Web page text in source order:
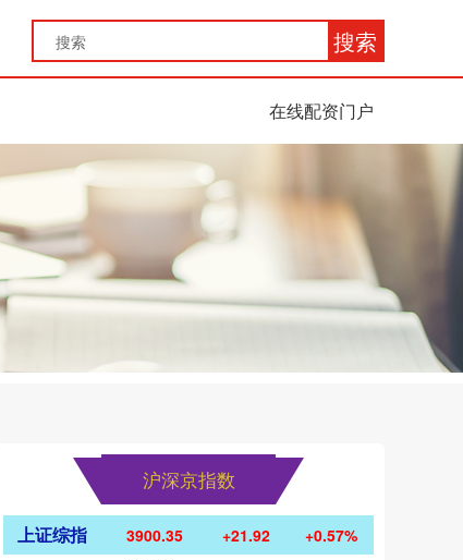
搜索
在线配资门户
沪深京指数
上证综指 3900.35 +21.92 +0.57%